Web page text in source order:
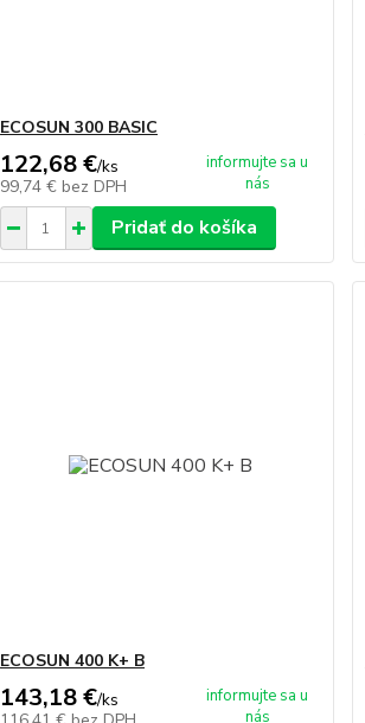
ECOSUN 300 BASIC
122,68 €/ks
99,74 € bez DPH
informujte sa u
nás
Pridať do košíka
ECOSUN 400 K+ B
143,18 €/ks
informujte sa u
nás